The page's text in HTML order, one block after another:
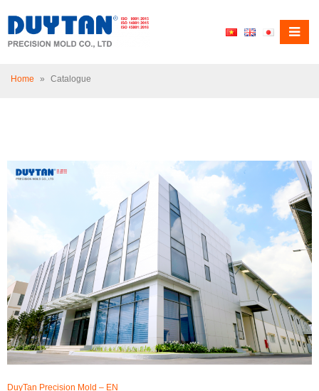
Home » Catalogue
DuyTan Precision Mold – EN